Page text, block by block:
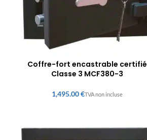
Coffre-fort encastrable certifié
Classe 3 MCF380-3
€